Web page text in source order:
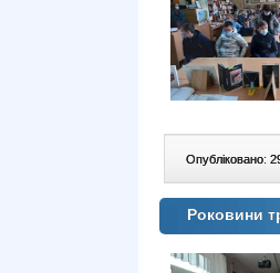
Опубліковано:
Роковини